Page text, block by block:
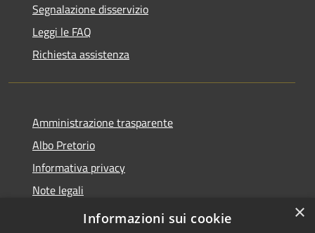
Segnalazione disservizio
Leggi le FAQ
Richiesta assistenza
Amministrazione trasparente
Albo Pretorio
Informativa privacy
Note legali
Dichiarazione di accessibilità
×
Informazioni sui cookie